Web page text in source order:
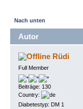
Nach unten
Autor
Rüdi
Full Member
Beiträge: 130
Country:
Diabetestyp: DM 1